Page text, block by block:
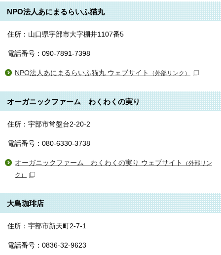
NPO法人あにまるらいふ猫丸
住所：山口県宇部市大字棚井1107番5
電話番号：090-7891-7398
NPO法人あにまるらいふ猫丸 ウェブサイト （外部リンク）
オーガニックファーム わくわくの実り
住所：宇部市常盤台2-20-2
電話番号：080-6330-3738
オーガニックファーム わくわくの実り ウェブサイト
（外部リン
ク）
大島珈琲店
住所：宇部市新天町2-7-1
電話番号：0836-32-9623